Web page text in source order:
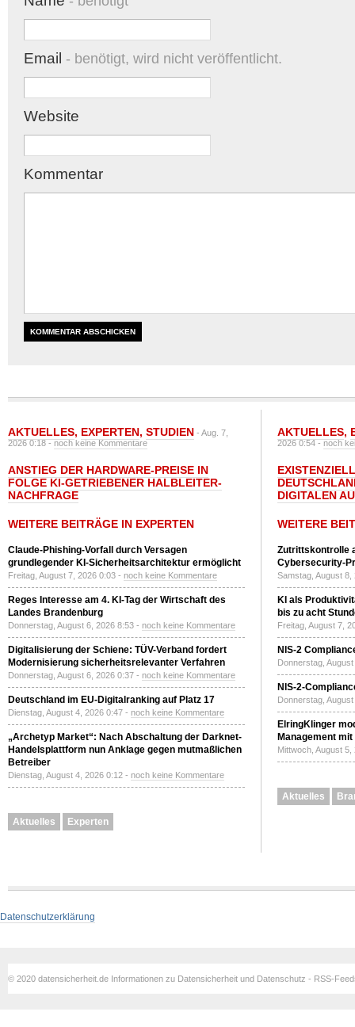
Email - benötigt, wird nicht veröffentlicht.
Website
Kommentar
AKTUELLES, EXPERTEN, STUDIEN - Aug. 7,
2026 0:18 -noch keine Kommentare
ANSTIEG DER HARDWARE-PREISE IN
FOLGE KI-GETRIEBENER HALBLEITER-
NACHFRAGE
WEITERE BEITRÄGE IN EXPERTEN
Claude-Phishing-Vorfall durch Versagen
grundlegender KI-Sicherheitsarchitektur ermöglicht
Freitag, August 7, 2026 0:03 - noch keine Kommentare
Reges Interesse am 4. KI-Tag der Wirtschaft des
Landes Brandenburg
Donnerstag, August 6, 2026 8:53 - noch keine Kommentare
Digitalisierung der Schiene: TÜV-Verband fordert
Modernisierung sicherheitsrelevanter Verfahren
Donnerstag, August 6, 2026 0:37 - noch keine Kommentare
Deutschland im EU-Digitalranking auf Platz 17
Dienstag, August 4, 2026 0:47 - noch keine Kommentare
„Archetyp Market“: Nach Abschaltung der Darknet-
Handelsplattform nun Anklage gegen mutmaßlichen
Betreiber
Dienstag, August 4, 2026 0:12 - noch keine Kommentare
Aktuelles Experten
AKTUELLES,
2026 0:54 -noch
DIGITALEN
WEITERE
Zutrittskontrolle
Cybersecurity-
Samstag, August
KI als
bis zu acht
Freitag, August 7,
NIS-2
Donnerstag,
NIS-2-
Donnerstag,
ElringKlinger
Management
Mittwoch, August
Aktuelles
Datenschutzerklärung
© 2020 datensicherheit.de Informationen zu Datensicherheit und Datenschutz - RSS-